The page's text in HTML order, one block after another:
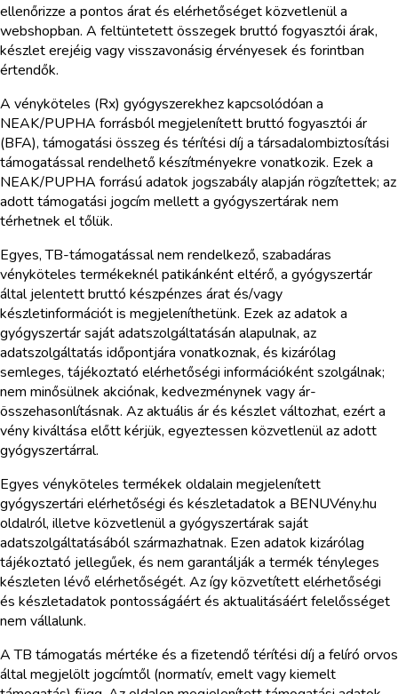
ellenőrizze a pontos árat és elérhetőséget közvetlenül a
webshopban. A feltüntetett összegek bruttó fogyasztói árak,
készlet erejéig vagy visszavonásig érvényesek és forintban
értendők.
A vényköteles (Rx) gyógyszerekhez kapcsolódóan a
NEAK/PUPHA forrásból megjelenített bruttó fogyasztói ár
(BFA), támogatási összeg és térítési díj a társadalombiztosítási
támogatással rendelhető készítményekre vonatkozik. Ezek a
NEAK/PUPHA forrású adatok jogszabály alapján rögzítettek; az
adott támogatási jogcím mellett a gyógyszertárak nem
térhetnek el tőlük.
Egyes, TB-támogatással nem rendelkező, szabadáras
vényköteles termékeknél patikánként eltérő, a gyógyszertár
által jelentett bruttó készpénzes árat és/vagy
készletinformációt is megjeleníthetünk. Ezek az adatok a
gyógyszertár saját adatszolgáltatásán alapulnak, az
adatszolgáltatás időpontjára vonatkoznak, és kizárólag
semleges, tájékoztató elérhetőségi információként szolgálnak;
nem minősülnek akciónak, kedvezménynek vagy ár-
összehasonlításnak. Az aktuális ár és készlet változhat, ezért a
vény kiváltása előtt kérjük, egyeztessen közvetlenül az adott
gyógyszertárral.
Egyes vényköteles termékek oldalain megjelenített
gyógyszertári elérhetőségi és készletadatok a BENUVény.hu
oldalról, illetve közvetlenül a gyógyszertárak saját
adatszolgáltatásából származhatnak. Ezen adatok kizárólag
tájékoztató jellegűek, és nem garantálják a termék tényleges
készleten lévő elérhetőségét. Az így közvetített elérhetőségi
és készletadatok pontosságáért és aktualitásáért felelősséget
nem vállalunk.
A TB támogatás mértéke és a fizetendő térítési díj a felíró orvos
által megjelölt jogcímtől (normatív, emelt vagy kiemelt